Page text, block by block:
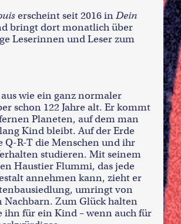
erscheint seit 2016 inDein
bringt dort monatlich über
Leserinnen und Leser zum
wie ein ganz normaler
schon 122 Jahre alt. Er kommt
Planeten, auf dem man
Kind bleibt. Auf der Erde
Q-R-T die Menschen und ihr
studieren. Mit seinem
Haustier Flummi, das jede
annehmen kann, zieht er
umringt von
Nachbarn. Zum Glück halten
ihn für ein Kind – wenn auch für